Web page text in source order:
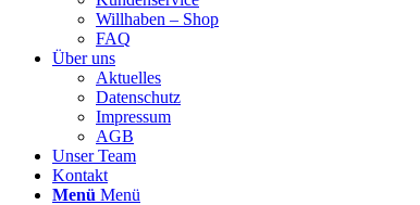
Willhaben – Shop
FAQ
Über uns
Aktuelles
Datenschutz
Impressum
AGB
Unser Team
Kontakt
Menü Menü